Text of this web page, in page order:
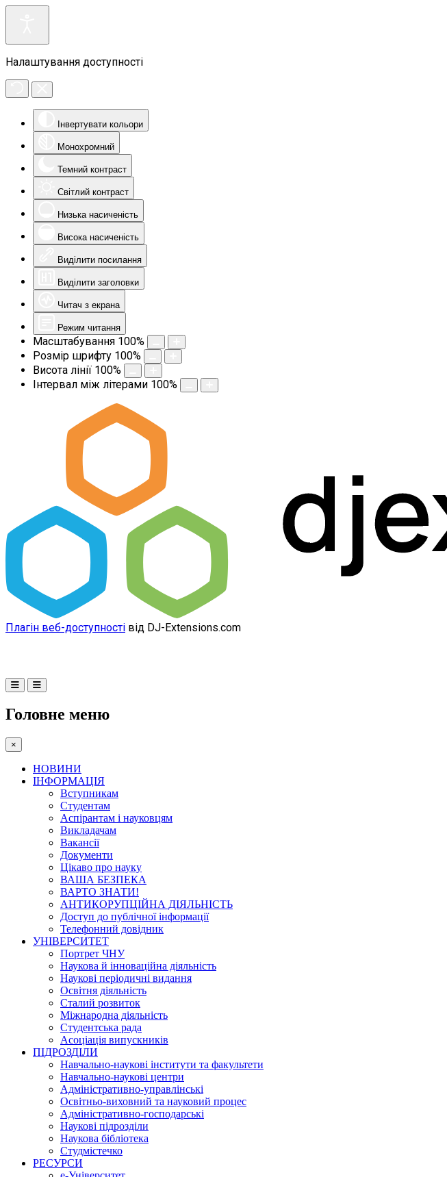
Налаштування доступності
Інвертувати кольори
Монохромний
Темний контраст
Світлий контраст
Низька насиченість
Висока насиченість
Виділити посилання
Виділити заголовки
Читач з екрана
Режим читання
Масштабування 100%
Розмір шрифту 100%
Висота лінії 100%
Інтервал між літерами 100%
Плагін веб-доступності від DJ-Extensions.com
Головне меню
×
НОВИНИ
ІНФОРМАЦІЯ
Вступникам
Студентам
Аспірантам і науковцям
Викладачам
Вакансії
Документи
Цікаво про науку
ВАША БЕЗПЕКА
ВАРТО ЗНАТИ!
АНТИКОРУПЦІЙНА ДІЯЛЬНІСТЬ
Доступ до публічної інформації
Телефонний довідник
УНІВЕРСИТЕТ
Портрет ЧНУ
Наукова й інноваційна діяльність
Наукові періодичні видання
Освітня діяльність
Сталий розвиток
Міжнародна діяльність
Студентська рада
Асоціація випускників
ПІДРОЗДІЛИ
Навчально-наукові інститути та факультети
Навчально-наукові центри
Адміністративно-управлінські
Освітньо-виховний та науковий процес
Адміністративно-господарські
Наукові підрозділи
Наукова бібліотека
Студмістечко
РЕСУРСИ